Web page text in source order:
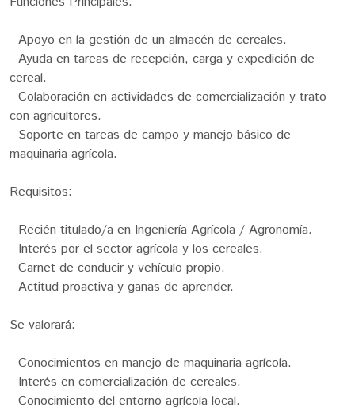
- Apoyo en la gestión de un almacén de cereales.
- Ayuda en tareas de recepción, carga y expedición de
cereal.
- Colaboración en actividades de comercialización y trato
con agricultores.
- Soporte en tareas de campo y manejo básico de
maquinaria agrícola.
Requisitos:
- Recién titulado/a en Ingeniería Agrícola / Agronomía.
- Interés por el sector agrícola y los cereales.
- Carnet de conducir y vehículo propio.
- Actitud proactiva y ganas de aprender.
Se valorará:
- Conocimientos en manejo de maquinaria agrícola.
- Interés en comercialización de cereales.
- Conocimiento del entorno agrícola local.